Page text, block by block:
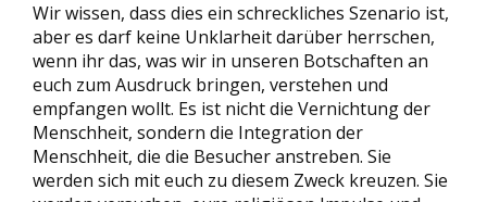
Wir wissen, dass dies ein schreckliches Szenario ist,
aber es darf keine Unklarheit darüber herrschen,
wenn ihr das, was wir in unseren Botschaften an
euch zum Ausdruck bringen, verstehen und
empfangen wollt. Es ist nicht die Vernichtung der
Menschheit, sondern die Integration der
Menschheit, die die Besucher anstreben. Sie
werden sich mit euch zu diesem Zweck kreuzen. Sie